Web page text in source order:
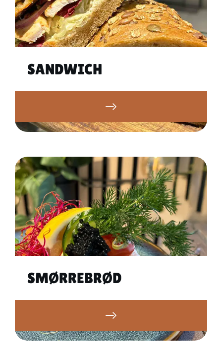
RING: 66 46 73 09
SANDWICH
SMØRREBRØD